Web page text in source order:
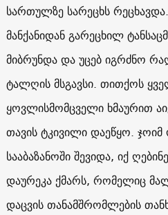
სართულზე სარეცხს
მანქანიდან გარეცხილ
მიბრუნდა და უცებ იგრძნო
ტალღის მსგავსი. თითქოს
ყოვლისმომცველი ხმაურით
თავის ტკივილი დაეწყო.
სააბაზანოში შევიდა, იქ
დაურეკა ქმარს, რომელიც
დაცვის თანამშრომლების